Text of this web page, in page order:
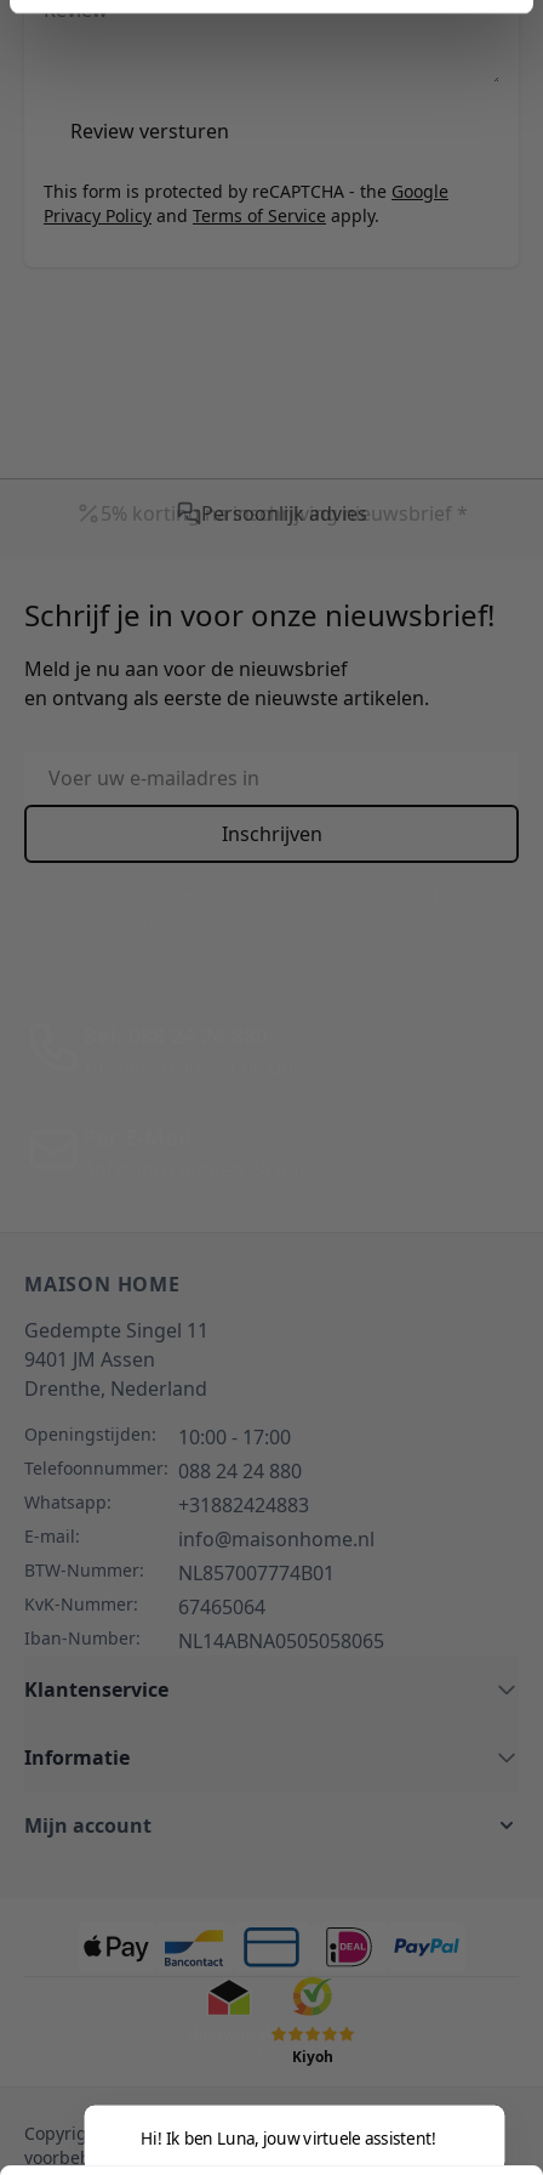
Review
Review versturen
This form is protected by reCAPTCHA - the Google
Privacy Policy and Terms of Service apply.
Persoonlijk advies
Schrijf je in voor onze nieuwsbrief!
Meld je nu aan voor de nieuwsbrief
en ontvang als eerste de nieuwste artikelen.
E-mailadres
Inschrijven
MAISON HOME
Gedempte Singel 11
9401 JM Assen
Drenthe, Nederland
Openingstijden: 10:00 - 17:00
Telefoonnummer: 088 24 24 880
Whatsapp: +31882424883
E-mail: info@maisonhome.nl
BTW-Nummer: NL857007774B01
KvK-Nummer: 67465064
Iban-Number:
NL14ABNA0505058065
Klantenservice
Informatie
Mijn account
Kiyoh
Copyright © 2013-heden Magento. Alle rechten
voorbehouden.
Hi! Ik ben Luna, jouw virtuele assistent!